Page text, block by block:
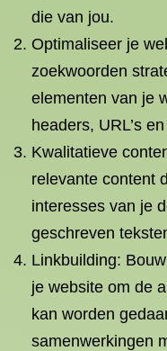
die van jou.
Optimaliseer je
zoekwoorden
elementen van je
headers, URL’s
Kwalitatieve
relevante content
interesses van je
geschreven
Linkbuilding:
je website om de
kan worden
samenwerkingen